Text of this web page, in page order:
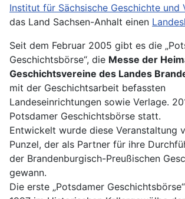
Institut für Sächsische Geschichte und
das Land Sachsen-Anhalt einen
Seit dem Februar 2005 gibt es die
Geschichtsbörse“, die Messe der
Geschichtsvereine des Landes
mit der Geschichtsarbeit befassten
Landeseinrichtungen sowie Verlage.
Potsdamer Geschichtsbörse statt.
Entwickelt wurde diese Veranstaltung
Punzel, der als Partner für ihre
der Brandenburgisch-Preußischen
gewann.
Die erste „Potsdamer